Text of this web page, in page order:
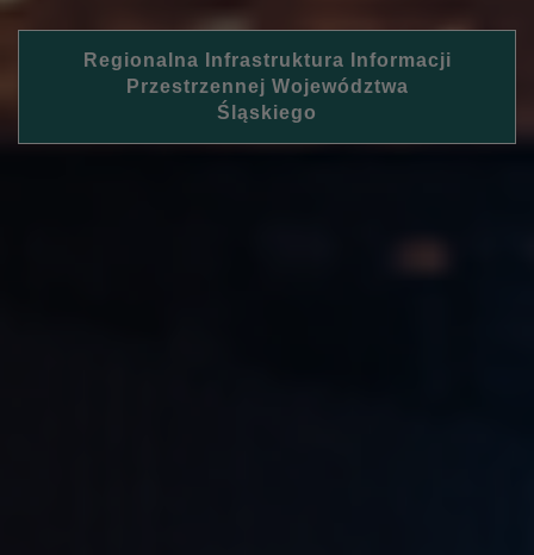
Regionalna Infrastruktura Informacji
Przestrzennej Województwa
Śląskiego